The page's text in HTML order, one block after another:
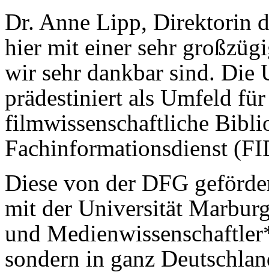
Dr. Anne Lipp, Direktorin
hier mit einer sehr
wir sehr dankbar sind. Die
prädestiniert als Umfeld
filmwissenschaftliche
Fachinformationsdienst
Diese von der DFG
mit der Universität
und
sondern in ganz